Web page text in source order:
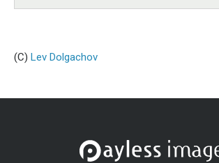
(C) Lev Dolgachov